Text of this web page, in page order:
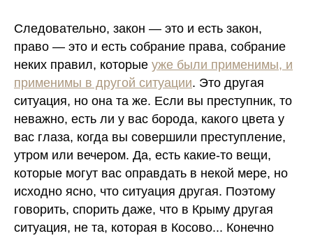
Следовательно, закон — это и есть закон,
право — это и есть собрание права, собрание
неких правил, которые уже были применимы, и
применимы в другой ситуации. Это другая
ситуация, но она та же. Если вы преступник, то
неважно, есть ли у вас борода, какого цвета у
вас глаза, когда вы совершили преступление,
утром или вечером. Да, есть какие-то вещи,
которые могут вас оправдать в некой мере, но
исходно ясно, что ситуация другая. Поэтому
говорить, спорить даже, что в Крыму другая
ситуация, не та, которая в Косово... Конечно